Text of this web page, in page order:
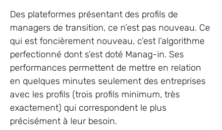
Des plateformes présentant des profils de
managers de transition, ce n’est pas nouveau. Ce
qui est foncièrement nouveau, c’est l’algorithme
perfectionné dont s’est doté Manag-in. Ses
performances permettent de mettre en relation
en quelques minutes seulement des entreprises
avec les profils (trois profils minimum, très
exactement) qui correspondent le plus
précisément à leur besoin.